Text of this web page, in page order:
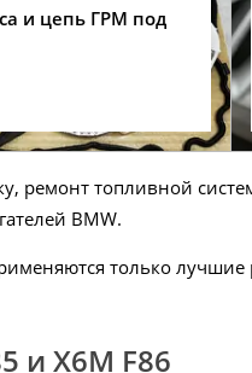
и цепь ГРМ под
ремонт топливной
BMW.
только
и X6M F86